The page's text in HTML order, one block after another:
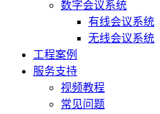
数字会议系统
有线会议系统
无线会议系统
工程案例
服务支持
视频教程
常见问题